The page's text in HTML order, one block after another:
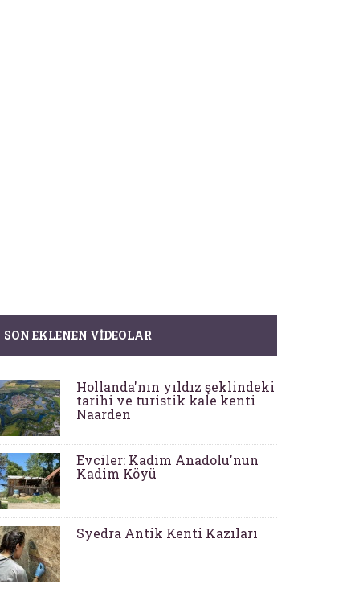
SON EKLENEN VIDEOLAR
Hollanda'nın yıldız şeklindeki
tarihi ve turistik kale kenti
Naarden
Evciler: Kadim Anadolu'nun
Kadim Köyü
Syedra Antik Kenti Kazıları